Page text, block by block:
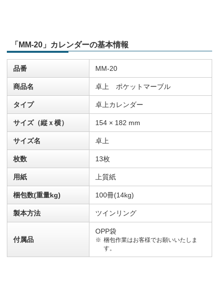
「MM-20」カレンダーの基本情報
品番 MM-20
商品名 卓上 ポケットマーブル
タイプ 卓上カレンダー
サイズ（縦ｘ横） 154 × 182 mm
サイズ名 卓上
枚数 13枚
用紙 上質紙
梱包数(重量kg) 100冊(14kg)
製本方法 ツインリング
付属品
OPP袋
梱包作業はお客様でお願いいたしま
す。